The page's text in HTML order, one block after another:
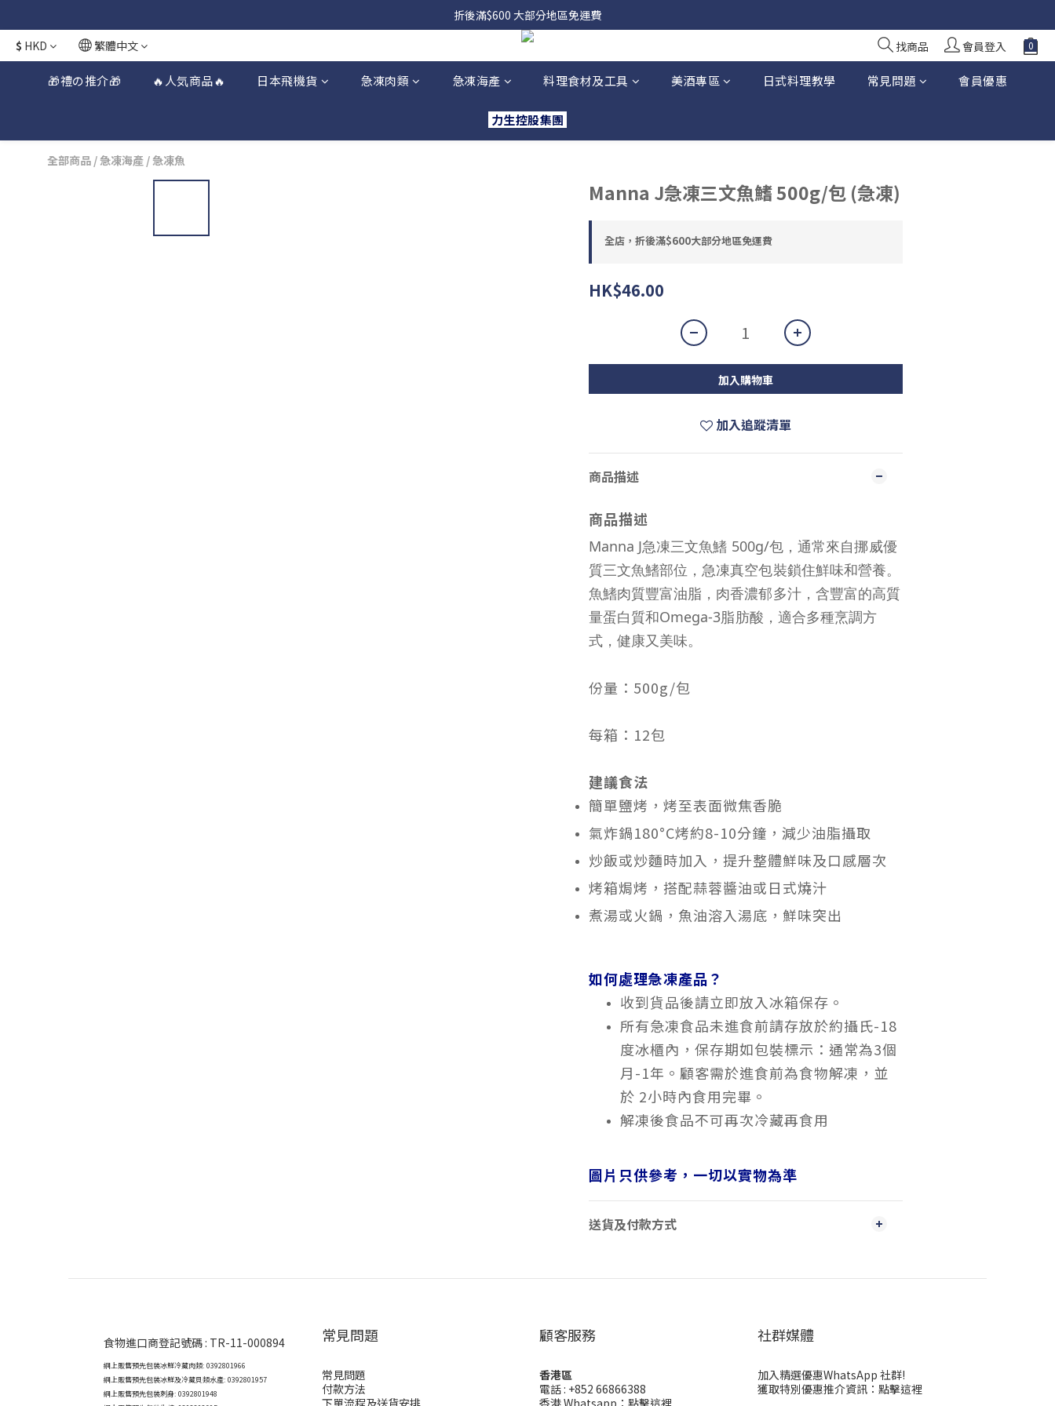
日本接近假期，貨源較不穩定；如想在 8 月 11 日至 8 月 15 日收貨，請務必於 8 月 10 日前落單
折後滿$600 大部分地區免運費
日本接近假期，貨源較不穩定；如想在 8 月 11 日至 8 月 15 日收貨，請務必於 8 月 10 日前落單
$ HKD 繁體中文 找商品 會員登入
🎁禮の推介🎁 🔥人気商品🔥 日本飛機貨 急凍肉類 急凍海產 料理食材及工具 美酒專區 日式料理教學 常見問題 會員優惠
力生控股集團
全部商品 / 急凍海產 / 急凍魚
Manna J急凍三文魚鰭 500g/包 (急凍)
全店，折後滿$600大部分地區免運費
HK$46.00
加入購物車
加入追蹤清單
商品描述
商品描述
Manna J急凍三文魚鰭 500g/包，通常來自挪威優
質三文魚鰭部位，急凍真空包裝鎖住鮮味和營養。
魚鰭肉質豐富油脂，肉香濃郁多汁，含豐富的高質
量蛋白質和Omega-3脂肪酸，適合多種烹調方
式，健康又美味。
份量：500g/包
每箱：12包
建議食法
簡單鹽烤，烤至表面微焦香脆
氣炸鍋180°C烤約8-10分鐘，減少油脂攝取
炒飯或炒麵時加入，提升整體鮮味及口感層次
烤箱焗烤，搭配蒜蓉醬油或日式燒汁
煮湯或火鍋，魚油溶入湯底，鮮味突出
如何處理急凍產品？
收到貨品後請立即放入冰箱保存。
所有急凍食品未進食前請存放於約攝氏-18
度冰櫃內，保存期如包裝標示：通常為3個
月-1年。顧客需於進食前為食物解凍，並
於 2小時內食用完畢。
解凍後食品不可再次冷藏再食用
圖片只供參考，一切以實物為準
送貨及付款方式
食物進口商登記號碼 : TR-11-000894
網上販售預先包裝冰鮮冷藏肉類: 0392801966
網上販售預先包裝冰鮮及冷藏貝類水產: 0392801957
網上販售預先包裝刺身: 0392801948
常見問題
常見問題
付款方法
下單流程及送貨安排
顧客服務
香港區
電話 : +852 66866388
香港 Whatsapp： 點擊這裡
社群媒體
加入精選優惠WhatsApp 社群!
獲取特別優惠推介資訊： 點擊這裡